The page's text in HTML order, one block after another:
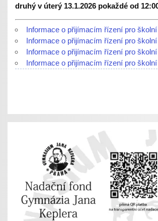
druhý v úterý 13.1.2026 pokaždé od
Informace o přijímacím řízení pro
Informace o přijímacím řízení pro
Informace o přijímacím řízení pro
Informace o přijímacím řízení pro